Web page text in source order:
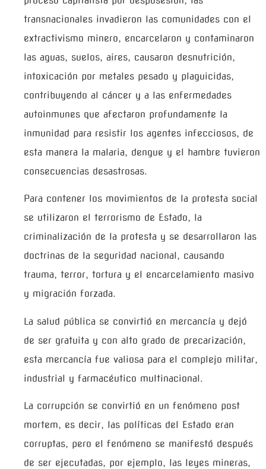
transnacionales invadieron las comunidades con el
extractivismo minero, encarcelaron y contaminaron
las aguas, suelos, aires, causaron desnutrición,
intoxicación por metales pesado y plaguicidas,
contribuyendo al cáncer y a las enfermedades
autoinmunes que afectaron profundamente la
inmunidad para resistir los agentes infecciosos, de
esta manera la malaria, dengue y el hambre tuvieron
consecuencias desastrosas.
Para contener los movimientos de la protesta social
se utilizaron el terrorismo de Estado, la
criminalización de la protesta y se desarrollaron las
doctrinas de la seguridad nacional, causando
trauma, terror, tortura y el encarcelamiento masivo
y migración forzada.
La salud pública se convirtió en mercancía y dejó
de ser gratuita y con alto grado de precarización,
esta mercancía fue valiosa para el complejo militar,
industrial y farmacéutico multinacional.
La corrupción se convirtió en un fenómeno post
mortem, es decir, las políticas del Estado eran
corruptas, pero el fenómeno se manifestó después
de ser ejecutadas, por ejemplo, las leyes mineras,